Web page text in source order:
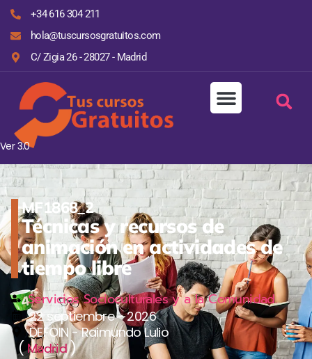
+34 616 304 211
hola@tuscursosgratuitos.com
C/ Zigia 26 - 28027 - Madrid
Ver 3.0
MF1868_2
Técnicas y recursos de
animación en actividades de
tiempo libre
Servicios Socioculturales y a la Comunidad.
22 septiembre - 2026
DEFOIN - Raimundo Lulio
(Madrid)